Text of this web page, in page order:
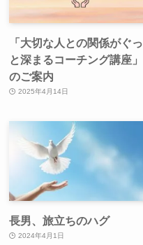
「大切な人との関係がぐっ
と深まるコーチング講座」
のご案内
2025年4月14日
長男、旅立ちのハグ
2024年4月1日